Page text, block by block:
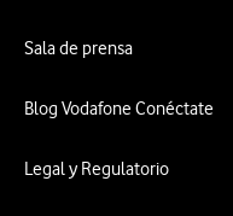
Sala de prensa
Blog Vodafone Conéctate
Legal y Regulatorio